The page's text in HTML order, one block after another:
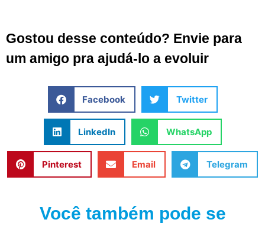
Gostou desse conteúdo? Envie para
um amigo pra ajudá-lo a evoluir
Facebook Twitter
LinkedIn WhatsApp
Pinterest Email Telegram
Você também pode se